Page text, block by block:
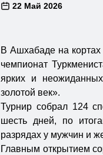
22 Май 2026
В Ашхабаде на
чемпионат
ярких и
золотой век».
Турнир собрал 124
шесть дней, по
разрядах у мужчин и
Главным открытием